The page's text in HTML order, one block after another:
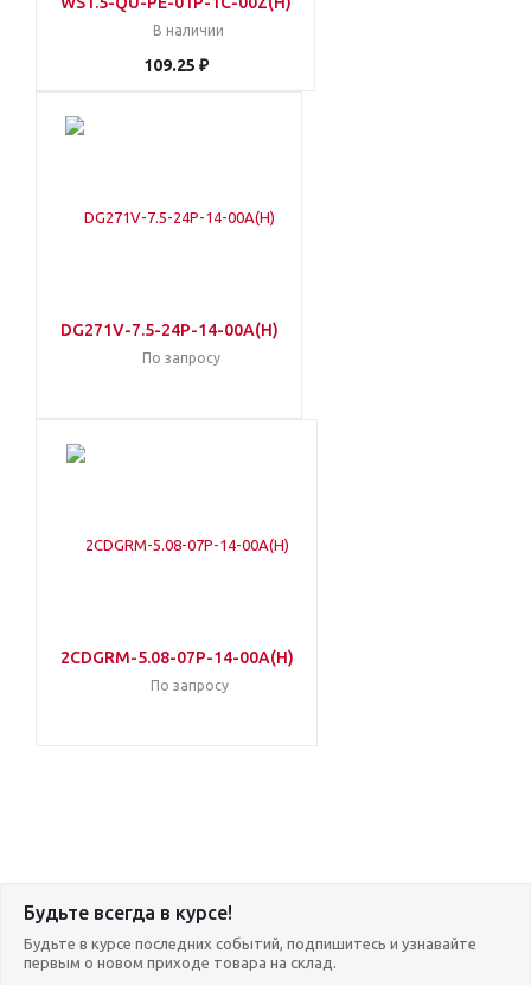
В наличии
109.25 ₽
DG271V-7.5-24P-14-00A(H)
По запросу
2CDGRM-5.08-07P-14-00A(H)
По запросу
Будьте всегда в курсе!
Будьте в курсе последних событий, подпишитесь и узнавайте
первым о новом приходе товара на склад.